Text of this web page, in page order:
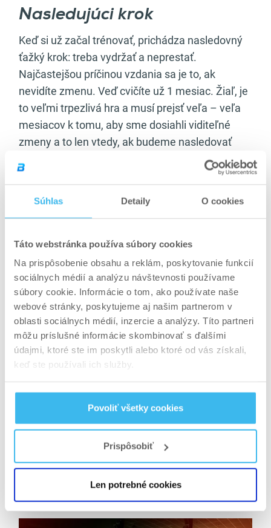
Súhlas Detaily O cookies
Táto webstránka používa súbory cookies
Na prispôsobenie obsahu a reklám, poskytovanie funkcií
sociálnych médií a analýzu návštevnosti používame
súbory cookie. Informácie o tom, ako používate naše
webové stránky, poskytujeme aj našim partnerom v
oblasti sociálnych médií, inzercie a analýzy. Títo partneri
môžu príslušné informácie skombinovať s ďalšími
údajmi, ktoré ste im poskytli alebo ktoré od vás získali,
keď ste používali ich služby.
Povoliť všetky cookies
Prispôsobiť
Len potrebné cookies
Nasledujúci krok
Keď si už začal trénovať, prichádza nasledovný
ťažký krok: treba vydržať a neprestať.
Najčastejšou príčinou vzdania sa je to, ak
nevidíte zmenu. Veď cvičíte už 1 mesiac. Žiaľ, je
to veľmi trpezlivá hra a musí prejsť veľa – veľa
mesiacov k tomu, aby sme dosiahli viditeľné
zmeny a to len vtedy, ak budeme nasledovať
precízne zhotovený tréningový plán a životný
štýl. Mnohí sa domnievajú, že stačí niečo urobiť
pravda. Aj za posilňovacím tréningom stojí
z anatómie, biológie, biochémie, kineziológie
a výživy. Na začiatok je vhodné požiadať
o pomoc odborníka, ktorý vás nasmeruje na
správnu cestu.
Sú ľudia, ktorí si dajú zhotoviť tréningový plán,
absolvujú 1 – 2 tréningy pod dohľadom trénera
a potom pokračujú sami. Po pár mesiacoch sa
tréningový plán (nezriedka profesionálneho
kulturistu), podľa ktorého sa snažia cvičiť. Je to
pre nich veľmi ťažké, únavné, každý deň sa
rozhodnú tak, že sa im toto všetko utrpenie
vôbec neoplatí.